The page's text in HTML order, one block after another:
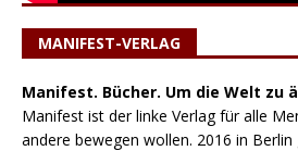
MANIFEST-VERLAG
Manifest. Bücher. Um die Welt zu
Manifest ist der linke Verlag für alle
andere bewegen wollen. 2016 in Berlin